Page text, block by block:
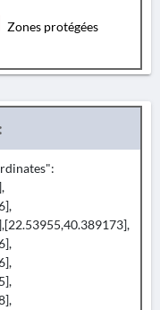
Zones protégées